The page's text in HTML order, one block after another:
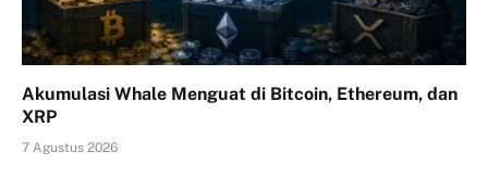
Akumulasi Whale Menguat di Bitcoin, Ethereum, dan
XRP
7 Agustus 2026